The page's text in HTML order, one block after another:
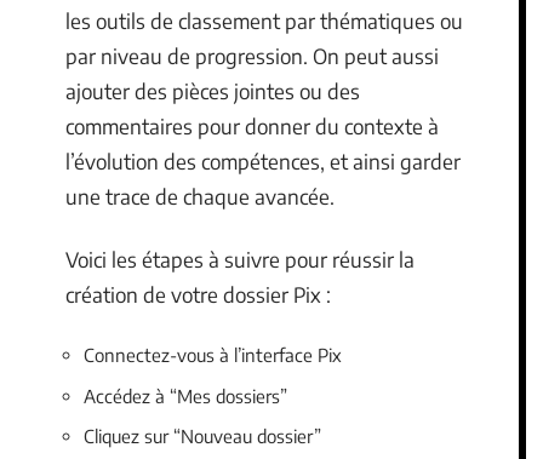
les outils de classement par thématiques ou
par niveau de progression. On peut aussi
ajouter des pièces jointes ou des
commentaires pour donner du contexte à
l’évolution des compétences, et ainsi garder
une trace de chaque avancée.
Voici les étapes à suivre pour réussir la
création de votre dossier Pix :
Connectez-vous à l’interface Pix
Accédez à “Mes dossiers”
Cliquez sur “Nouveau dossier”